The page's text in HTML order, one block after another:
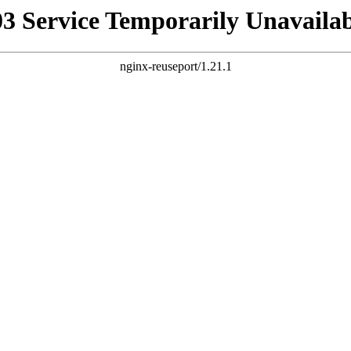
Service Temporarily
nginx-reuseport/1.21.1